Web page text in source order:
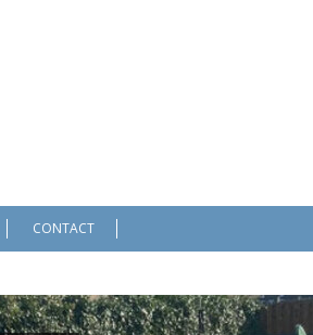
CONTACT